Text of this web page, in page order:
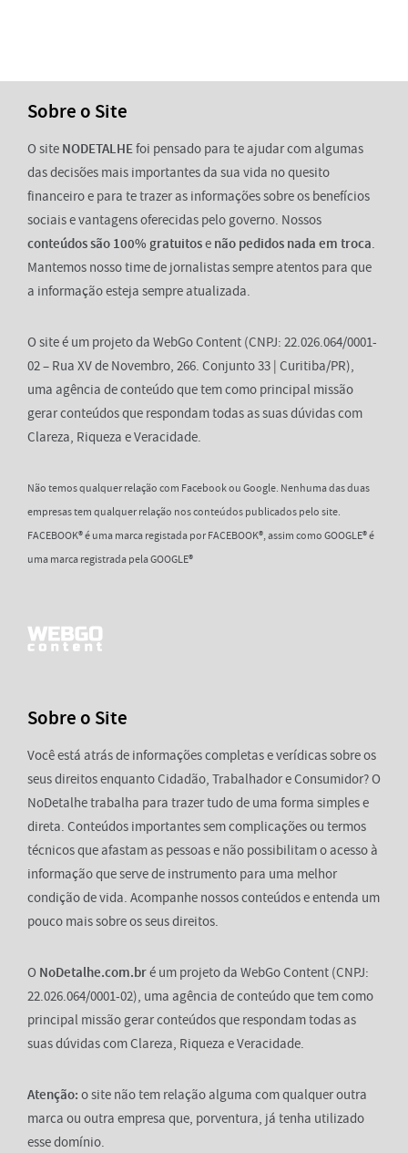
Sobre o Site
O site NODETALHEfoi pensado para te ajudar com algumas
das decisões mais importantes da sua vida no quesito
financeiro e para te trazer as informações sobre os benefícios
sociais e vantagens oferecidas pelo governo. Nossos
conteúdos são 100% gratuitose não pedidos nada em troca.
Mantemos nosso time de jornalistas sempre atentos para que
a informação esteja sempre atualizada.
O site é um projeto da WebGo Content (CNPJ: 22.026.064/0001-
02 – Rua XV de Novembro, 266. Conjunto 33 | Curitiba/PR),
uma agência de conteúdo que tem como principal missão
gerar conteúdos que respondam todas as suas dúvidas com
Clareza, Riqueza e Veracidade.
Não temos qualquer relação com Facebook ou Google. Nenhuma das duas
empresas tem qualquer relação nos conteúdos publicados pelo site.
FACEBOOK® é uma marca registada por FACEBOOK®, assim como GOOGLE® é
uma marca registrada pela GOOGLE®
Sobre o Site
Você está atrás de informações completas e verídicas sobre os
seus direitos enquanto Cidadão, Trabalhador e Consumidor? O
NoDetalhe trabalha para trazer tudo de uma forma simples e
direta. Conteúdos importantes sem complicações ou termos
técnicos que afastam as pessoas e não possibilitam o acesso à
informação que serve de instrumento para uma melhor
condição de vida. Acompanhe nossos conteúdos e entenda um
pouco mais sobre os seus direitos.
O NoDetalhe.com.bré um projeto da WebGo Content (CNPJ:
22.026.064/0001-02), uma agência de conteúdo que tem como
principal missão gerar conteúdos que respondam todas as
suas dúvidas com Clareza, Riqueza e Veracidade.
Atenção: o site não tem relação alguma com qualquer outra
marca ou outra empresa que, porventura, já tenha utilizado
esse domínio.